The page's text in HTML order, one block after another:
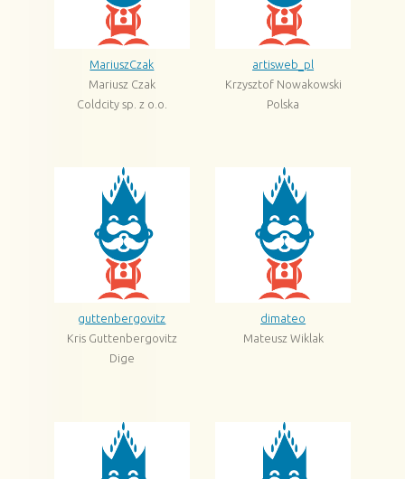
MariuszCzak
Mariusz Czak
Coldcity sp. z o.o.
artisweb_pl
Krzysztof Nowakowski
Polska
guttenbergovitz
Kris Guttenbergovitz
Dige
dimateo
Mateusz Wiklak